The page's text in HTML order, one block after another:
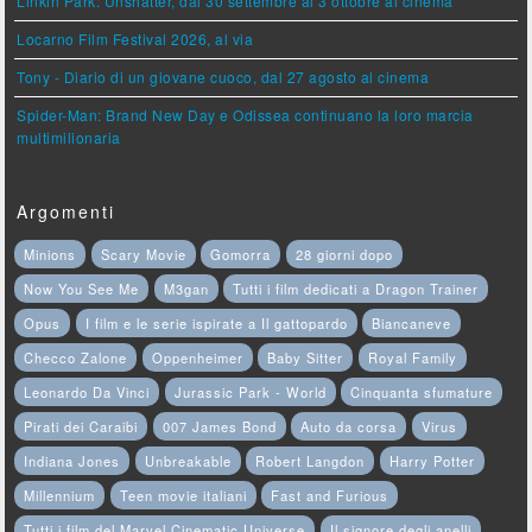
Locarno Film Festival 2026, al via
Tony - Diario di un giovane cuoco, dal 27 agosto al cinema
Spider-Man: Brand New Day e Odissea continuano la loro marcia
multimilionaria
Argomenti
Minions Scary Movie Gomorra
28 giorni dopo
Now You See Me
M3gan
Tutti i film dedicati a Dragon Trainer
Opus
I film e le serie ispirate a Il gattopardo
Biancaneve
Checco Zalone
Oppenheimer Baby Sitter
Royal Family
Leonardo Da Vinci
Jurassic Park - World
Cinquanta sfumature
Pirati dei Caraibi
007 James Bond Auto da corsa
Virus
Indiana Jones
Unbreakable Robert Langdon
Harry Potter
Millennium
Teen movie italiani
Fast and Furious